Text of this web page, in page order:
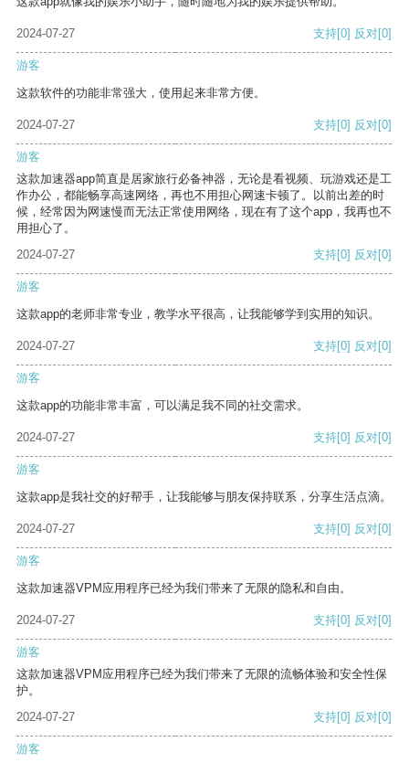
2024-07-27 支持[0] 反对[0]
游客
这款软件的功能非常强大，使用起来非常方便。
2024-07-27 支持[0] 反对[0]
游客
这款加速器app简直是居家旅行必备神器，无论是看视频、玩游戏还是工
作办公，都能畅享高速网络，再也不用担心网速卡顿了。以前出差的时
候，经常因为网速慢而无法正常使用网络，现在有了这个app，我再也不
用担心了。
2024-07-27
支持[0] 反对[0]
游客
这款app的老师非常专业，教学水平很高，让我能够学到实用的知识。
2024-07-27 支持[0] 反对[0]
游客
这款app的功能非常丰富，可以满足我不同的社交需求。
2024-07-27 支持[0] 反对[0]
游客
这款app是我社交的好帮手，让我能够与朋友保持联系，分享生活点滴。
2024-07-27 支持[0] 反对[0]
游客
这款加速器VPM应用程序已经为我们带来了无限的隐私和自由。
2024-07-27 支持[0] 反对[0]
游客
这款加速器VPM应用程序已经为我们带来了无限的流畅体验和安全性保
护。
2024-07-27
支持[0] 反对[0]
游客